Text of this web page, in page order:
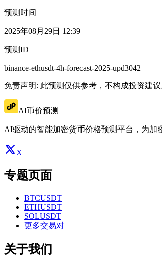
预测时间
2025年08月29日 12:39
预测ID
binance-ethusdt-4h-forecast-2025-upd3042
免责声明: 此预测仅供参考，不构成投资建
AI币价预测
AI驱动的智能加密货币价格预测平台，为加
X
专题页面
BTCUSDT
ETHUSDT
SOLUSDT
更多交易对
关于我们